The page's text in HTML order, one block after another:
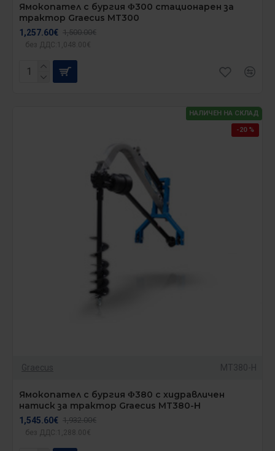
Ямокопател с бургия Φ300 стационарен за
трактор Graecus MT300
1,257.60€ 1,500.00€
без ДДС:1,048.00€
НАЛИЧЕН НА СКЛАД
-20 %
Graecus MT380-H
Ямокопател с бургия Φ380 с хидравличен
натиск за трактор Graecus MT380-H
1,545.60€ 1,932.00€
без ДДС:1,288.00€